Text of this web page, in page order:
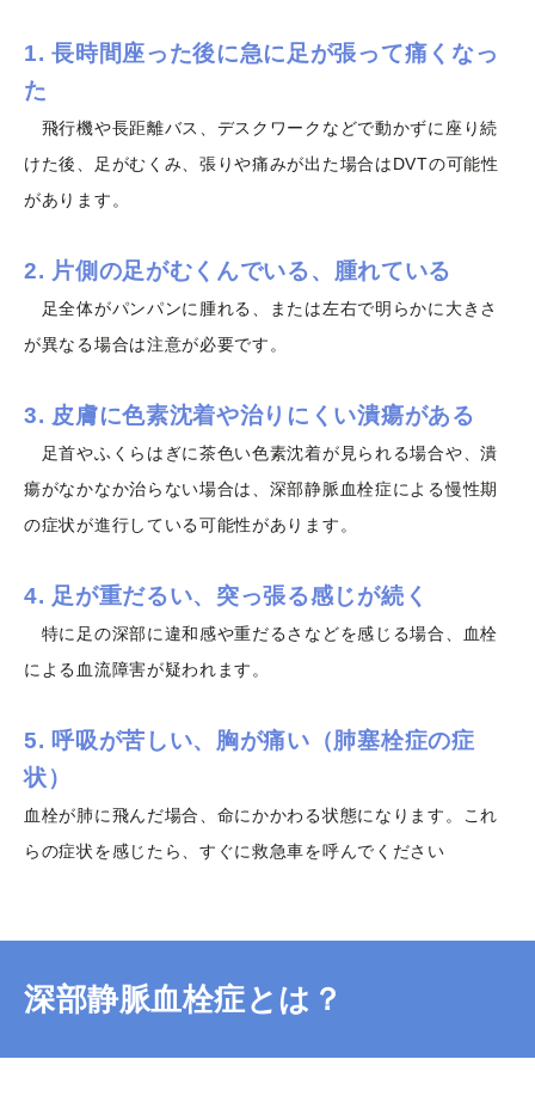
1. 長時間座った後に急に足が張って痛くなっ
た
飛行機や長距離バス、デスクワークなどで動かずに座り続
けた後、足がむくみ、張りや痛みが出た場合はDVTの可能性
があります。
2. 片側の足がむくんでいる、腫れている
足全体がパンパンに腫れる、または左右で明らかに大きさ
が異なる場合は注意が必要です。
3. 皮膚に色素沈着や治りにくい潰瘍がある
足首やふくらはぎに茶色い色素沈着が見られる場合や、潰
瘍がなかなか治らない場合は、深部静脈血栓症による慢性期
の症状が進行している可能性があります。
4. 足が重だるい、突っ張る感じが続く
特に足の深部に違和感や重だるさなどを感じる場合、血栓
による血流障害が疑われます。
5. 呼吸が苦しい、胸が痛い（肺塞栓症の症
状）
血栓が肺に飛んだ場合、命にかかわる状態になります。これ
らの症状を感じたら、すぐに救急車を呼んでください
深部静脈血栓症とは？